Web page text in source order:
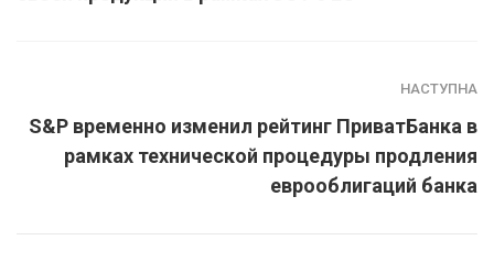
НАСТУПНА
S&P временно изменил рейтинг ПриватБанка в
рамках технической процедуры продления
еврооблигаций банка